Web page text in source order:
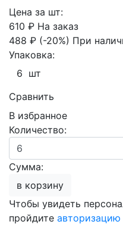
Цена за шт:
610 ₽ На заказ
488 ₽ (-20%) При
Упаковка:
6 шт
Сравнить
В избранное
Количество:
Сумма:
в корзину
Чтобы увидеть
пройдите авторизацию